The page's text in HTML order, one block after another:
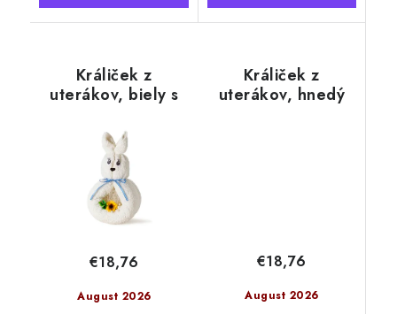
Králiček z
uterákov, biely s
August 2026
€18,76
Králiček z
uterákov, hnedý
August 2026
€18,76